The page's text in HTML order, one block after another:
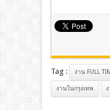
Tag : ง่าน FULL
งานในกรุงเทพ